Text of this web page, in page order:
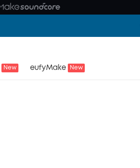
New eufyMake New